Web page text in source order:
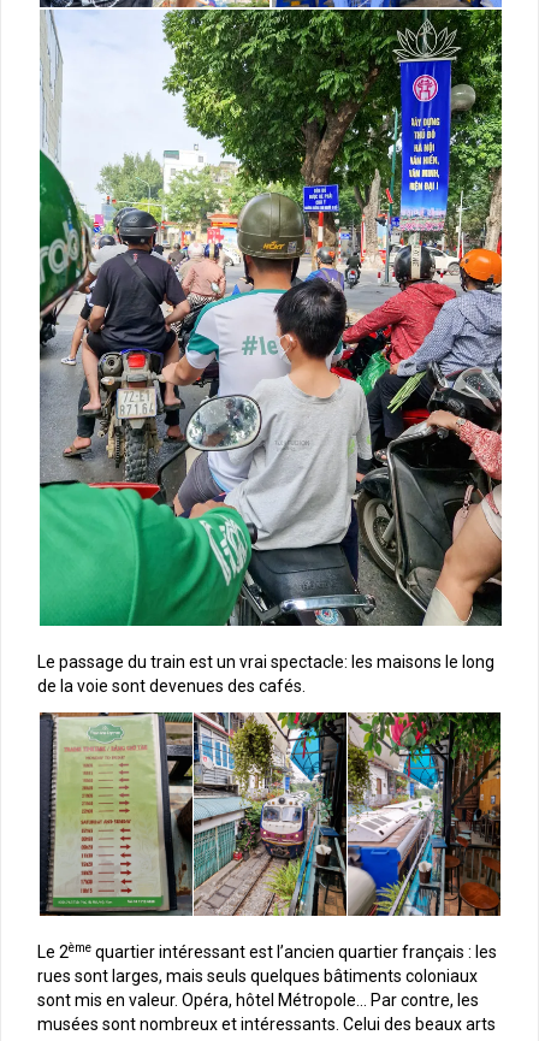
Le passage du train est un vrai spectacle: les maisons le long
de la voie sont devenues des cafés.
Le 2ème quartier intéressant est l’ancien quartier français : les
rues sont larges, mais seuls quelques bâtiments coloniaux
sont mis en valeur. Opéra, hôtel Métropole… Par contre, les
musées sont nombreux et intéressants. Celui des beaux arts